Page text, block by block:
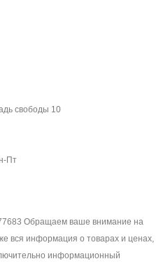
свободы 10
Пт
Обращаем ваше внимание на
вся информация о товарах и ценах,
информационный